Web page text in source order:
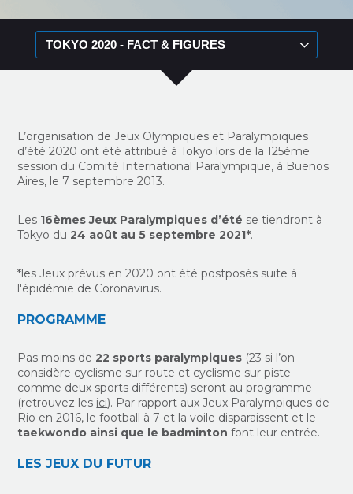
L’organisation de Jeux Olympiques et Paralympiques
d’été 2020 ont été attribué à Tokyo lors de la 125ème
session du Comité International Paralympique, à Buenos
Aires, le 7 septembre 2013.
Les 16èmes Jeux Paralympiques d’été se tiendront à
Tokyo du24 août au 5 septembre 2021*.
*les Jeux prévus en 2020 ont été postposés suite à
l'épidémie de Coronavirus.
PROGRAMME
Pas moins de22 sports paralympiques (23 si l’on
considère cyclisme sur route et cyclisme sur piste
comme deux sports différents) seront au programme
(retrouvez les ici). Par rapport aux Jeux Paralympiques de
Rio en 2016, le football à 7 et la voile disparaissent et le
taekwondo ainsi que le badminton font leur entrée.
LES JEUX DU FUTUR